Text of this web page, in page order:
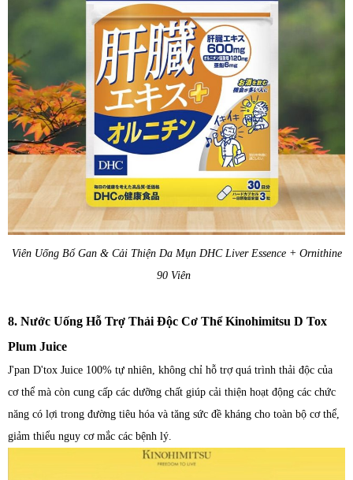
Viên Uống Bổ Gan & Cải Thiện Da Mụn DHC Liver Essence + Ornithine
90 Viên
8. Nước Uống Hỗ Trợ Thải Độc Cơ Thể Kinohimitsu D Tox
Plum Juice
J'pan D'tox Juice 100% tự nhiên, không chỉ hỗ trợ quá trình thải độc của
cơ thể mà còn cung cấp các dưỡng chất giúp cải thiện hoạt động các chức
năng có lợi trong đường tiêu hóa và tăng sức đề kháng cho toàn bộ cơ thể,
giảm thiểu nguy cơ mắc các bệnh lý.